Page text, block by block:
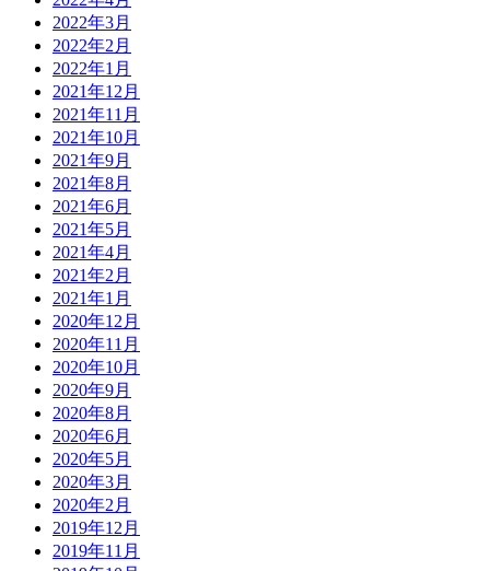
2022年3月
2022年2月
2022年1月
2021年12月
2021年11月
2021年10月
2021年9月
2021年8月
2021年6月
2021年5月
2021年4月
2021年2月
2021年1月
2020年12月
2020年11月
2020年10月
2020年9月
2020年8月
2020年6月
2020年5月
2020年3月
2020年2月
2019年12月
2019年11月